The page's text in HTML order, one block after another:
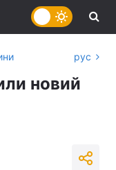
рус
новий